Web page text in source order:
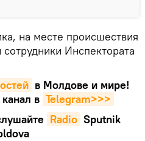
на месте происшествия
Инспектората
в Молдове и мире!
в Telegram>>>
Radio Sputnik